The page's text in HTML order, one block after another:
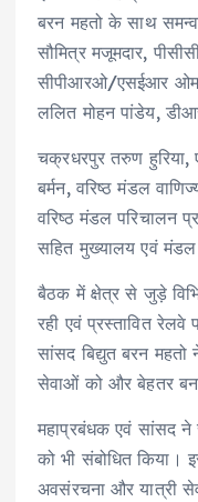
बरन महतो के साथ
सौमित्र मजूमदार,
सीपीआरओ/एसईआर
ललित मोहन पांडेय,
चक्रधरपुर तरुण
बर्मन, वरिष्ठ मंडल
वरिष्ठ मंडल परिचालन
सहित मुख्यालय एवं
बैठक में क्षेत्र से जुड़े
रही एवं प्रस्तावित रेलवे
सांसद बिद्युत बरन महतो
सेवाओं को और बेहतर
महाप्रबंधक एवं सांसद
को भी संबोधित किया।
अवसंरचना और यात्री